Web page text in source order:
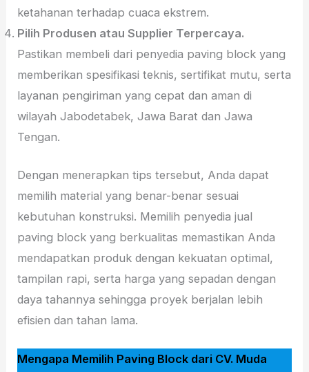
ketahanan terhadap cuaca ekstrem.
Pilih Produsen atau Supplier Terpercaya.
Pastikan membeli dari penyedia paving block yang
memberikan spesifikasi teknis, sertifikat mutu, serta
layanan pengiriman yang cepat dan aman di
wilayah Jabodetabek, Jawa Barat dan Jawa
Tengan.
Dengan menerapkan tips tersebut, Anda dapat
memilih material yang benar-benar sesuai
kebutuhan konstruksi. Memilih penyedia jual
paving block yang berkualitas memastikan Anda
mendapatkan produk dengan kekuatan optimal,
tampilan rapi, serta harga yang sepadan dengan
daya tahannya sehingga proyek berjalan lebih
efisien dan tahan lama.
Mengapa Memilih Paving Block dari CV. Muda